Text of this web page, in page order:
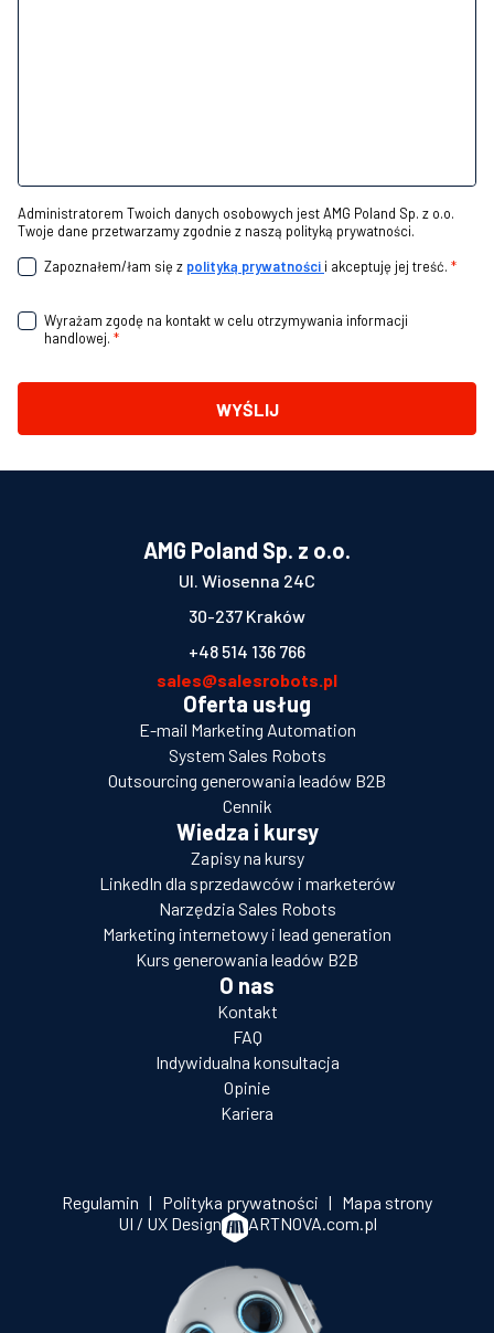
Administratorem Twoich danych osobowych jest AMG Poland Sp. z o.o.
Twoje dane przetwarzamy zgodnie z naszą polityką prywatności.
Zapoznałem/łam się z polityką prywatności i akceptuję jej treść. *
Wyrażam zgodę na kontakt w celu otrzymywania informacji
handlowej. *
WYŚLIJ
AMG Poland Sp. z o.o.
Ul. Wiosenna 24C
30-237 Kraków
+48 514 136 766
sales@salesrobots.pl
Oferta usług
E-mail Marketing Automation
System Sales Robots
Outsourcing generowania leadów B2B
Cennik
Wiedza i kursy
Zapisy na kursy
LinkedIn dla sprzedawców i marketerów
Narzędzia Sales Robots
Marketing internetowy i lead generation
Kurs generowania leadów B2B
O nas
Kontakt
FAQ
Indywidualna konsultacja
Opinie
Kariera
Regulamin | Polityka prywatności | Mapa strony
UI / UX Design
ARTNOVA.com.pl